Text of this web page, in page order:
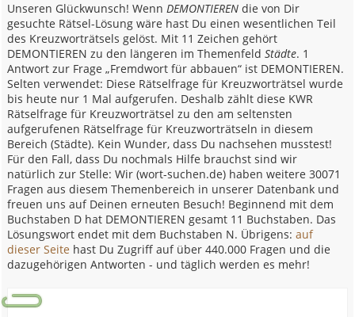
Unseren Glückwunsch! WennDEMONTIEREN die von Dir
gesuchte Rätsel-Lösung wäre hast Du einen wesentlichen Teil
des Kreuzworträtsels gelöst. Mit 11 Zeichen gehört
DEMONTIEREN zu den längeren im ThemenfeldStädte. 1
Antwort zur Frage „Fremdwort für abbauen“ ist DEMONTIEREN.
Selten verwendet: Diese Rätselfrage für Kreuzworträtsel wurde
bis heute nur 1 Mal aufgerufen. Deshalb zählt diese KWR
Rätselfrage für Kreuzworträtsel zu den am seltensten
aufgerufenen Rätselfrage für Kreuzworträtseln in diesem
Bereich (Städte). Kein Wunder, dass Du nachsehen musstest!
Für den Fall, dass Du nochmals Hilfe brauchst sind wir
natürlich zur Stelle: Wir (wort-suchen.de) haben weitere 30071
Fragen aus diesem Themenbereich in unserer Datenbank und
freuen uns auf Deinen erneuten Besuch! Beginnend mit dem
Buchstaben D hat DEMONTIEREN gesamt 11 Buchstaben. Das
Lösungswort endet mit dem Buchstaben N. Übrigens:auf
dieser Seite hast Du Zugriff auf über 440.000 Fragen und die
dazugehörigen Antworten - und täglich werden es mehr!